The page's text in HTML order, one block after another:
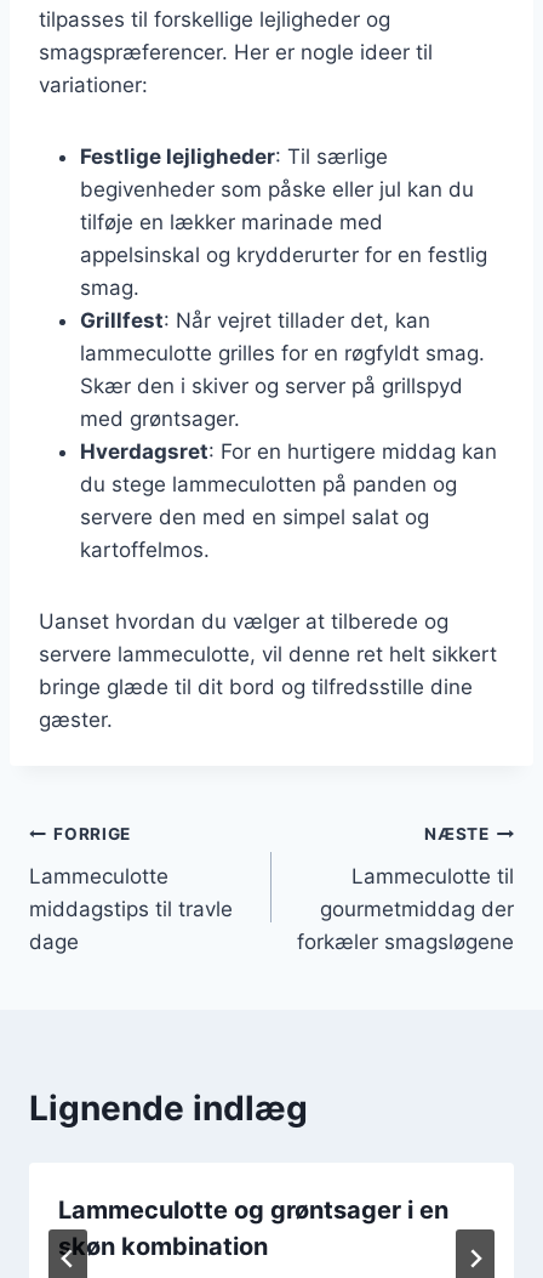
tilpasses til forskellige lejligheder og
smagspræferencer. Her er nogle ideer til
variationer:
Festlige lejligheder: Til særlige
begivenheder som påske eller jul kan du
tilføje en lækker marinade med
appelsinskal og krydderurter for en festlig
smag.
Grillfest: Når vejret tillader det, kan
lammeculotte grilles for en røgfyldt smag.
Skær den i skiver og server på grillspyd
med grøntsager.
Hverdagsret: For en hurtigere middag kan
du stege lammeculotten på panden og
servere den med en simpel salat og
kartoffelmos.
Uanset hvordan du vælger at tilberede og
servere lammeculotte, vil denne ret helt sikkert
bringe glæde til dit bord og tilfredsstille dine
gæster.
Indlægsnavigation
FORRIGE
Lammeculotte
middagstips til travle
dage
NÆSTE
Lammeculotte til
gourmetmiddag der
forkæler smagsløgene
Lignende indlæg
Lammeculotte og grøntsager i en
skøn kombination